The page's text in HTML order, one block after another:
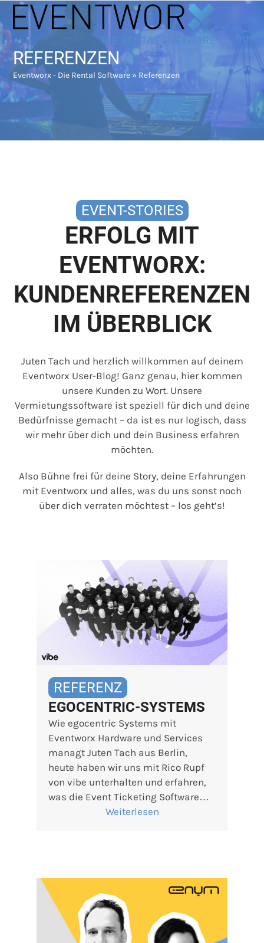
Skip
to
content
Open
mobile
menu
Close
mobile
menu
REFERENZEN
Eventworx - Die Rental Software» Referenzen
EVENT-STORIES
ERFOLG MIT
EVENTWORX:
KUNDENREFERENZEN
IM ÜBERBLICK
Juten Tach und herzlich willkommen auf deinem
Eventworx User-Blog! Ganz genau, hier kommen
unsere Kunden zu Wort. Unsere
Vermietungssoftware ist speziell für dich und deine
Bedürfnisse gemacht – da ist es nur logisch, dass
wir mehr über dich und dein Business erfahren
möchten.
Also Bühne frei für deine Story, deine Erfahrungen
mit Eventworx und alles, was du uns sonst noch
über dich verraten möchtest – los geht’s!
REFERENZ
EGOCENTRIC-SYSTEMS
Wie egocentric Systems mit
Eventworx Hardware und Services
managt Juten Tach aus Berlin,
heute haben wir uns mit Rico Rupf
von vibe unterhalten und erfahren,
was die Event Ticketing Software…
Weiterlesen